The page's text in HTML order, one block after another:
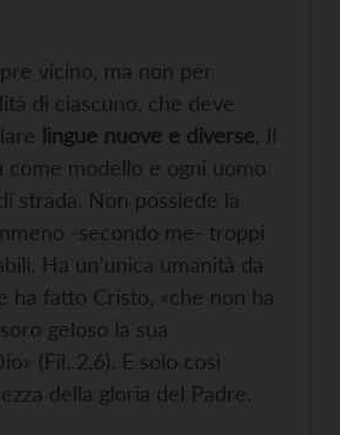
vicino, ma non per
di ciascuno, che deve
lingue nuove e diverse. Il
come modello e ogni uomo
strada. Non possiede la
-secondo me- troppi
Ha un’unica umanità da
ha fatto Cristo, «che non ha
geloso la sua
(Fil. 2,6). E solo così
della gloria del Padre.